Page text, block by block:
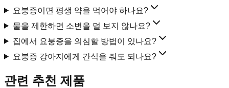
요붕증이면 평생 약을 먹어야 하나요?
물을 제한하면 소변을 덜 보지 않나요?
집에서 요붕증을 의심할 방법이 있나요?
요붕증 강아지에게 간식을 줘도 되나요?
관련 추천 제품